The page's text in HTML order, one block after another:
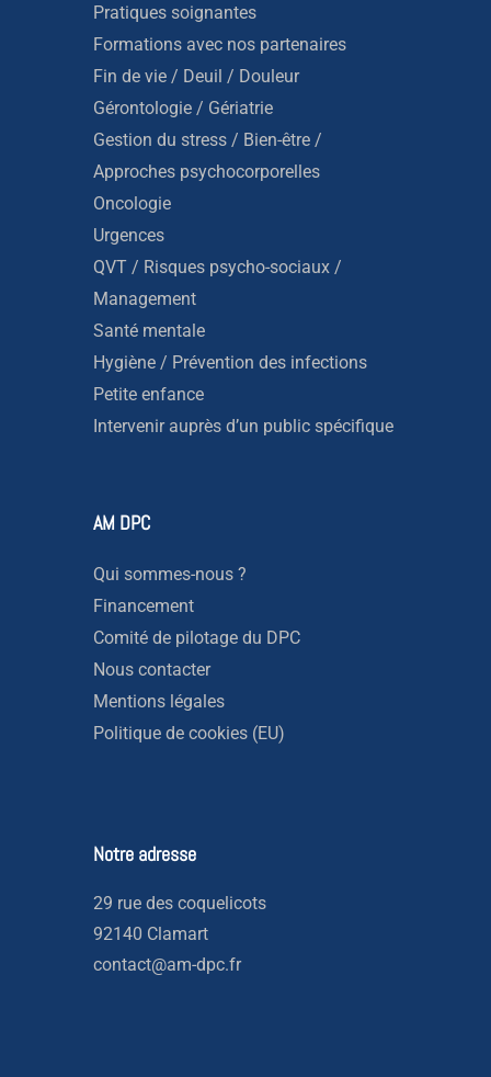
Pratiques soignantes
Formations avec nos partenaires
Fin de vie / Deuil / Douleur
Gérontologie / Gériatrie
Gestion du stress / Bien-être /
Approches psychocorporelles
Oncologie
Urgences
QVT / Risques psycho-sociaux /
Management
Santé mentale
Hygiène / Prévention des infections
Petite enfance
Intervenir auprès d’un public spécifique
AM DPC
Qui sommes-nous ?
Financement
Comité de pilotage du DPC
Nous contacter
Mentions légales
Politique de cookies (EU)
Notre adresse
29 rue des coquelicots
92140 Clamart
contact@am-dpc.fr